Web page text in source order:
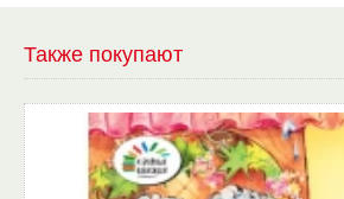
Также покупают